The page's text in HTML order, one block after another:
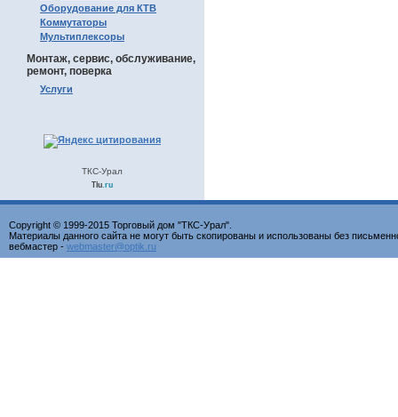
Оборудование для КТВ
Коммутаторы
Мультиплексоры
Монтаж, сервис, обслуживание,
ремонт, поверка
Услуги
ТКС-Урал
Tiu.ru
Copyright © 1999-2015 Торговый дом "ТКС-Урал".
Материалы данного сайта не могут быть скопированы и использованы без
вебмастер - webmaster@optik.ru